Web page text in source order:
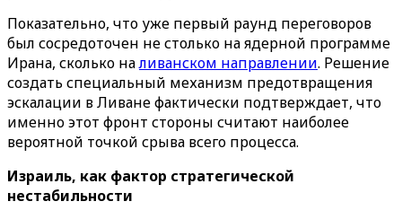
Показательно, что уже первый раунд переговоров
был сосредоточен не столько на ядерной программе
Ирана, сколько наливанском направлении. Решение
создать специальный механизм предотвращения
эскалации в Ливане фактически подтверждает, что
именно этот фронт стороны считают наиболее
вероятной точкой срыва всего процесса.
Израиль, как фактор стратегической
нестабильности